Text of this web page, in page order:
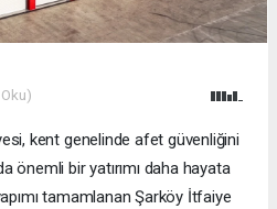
kent genelinde afet güvenliğini
önemli bir yatırımı daha hayata
tamamlanan Şarköy İtfaiye